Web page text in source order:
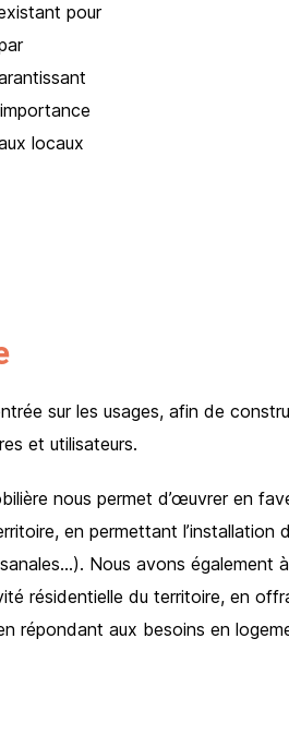
pour
locaux
sur les usages, afin de
et utilisateurs.
nous permet d’œuvrer en
en permettant l’installation
Nous avons également
résidentielle du territoire, en
répondant aux besoins en